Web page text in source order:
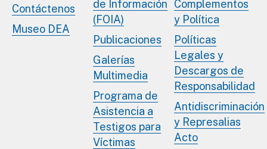
Contáctenos
Museo DEA
de Información
(FOIA)
Publicaciones
Galerías
Multimedia
Programa de
Asistencia a
Testigos para
Víctimas
Complementos
y Política
Políticas
Legales y
Descargos de
Responsabilidad
Antidiscriminación
y Represalias
Acto